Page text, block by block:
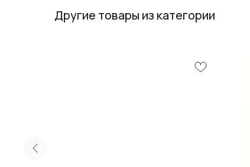
Другие товары из категории